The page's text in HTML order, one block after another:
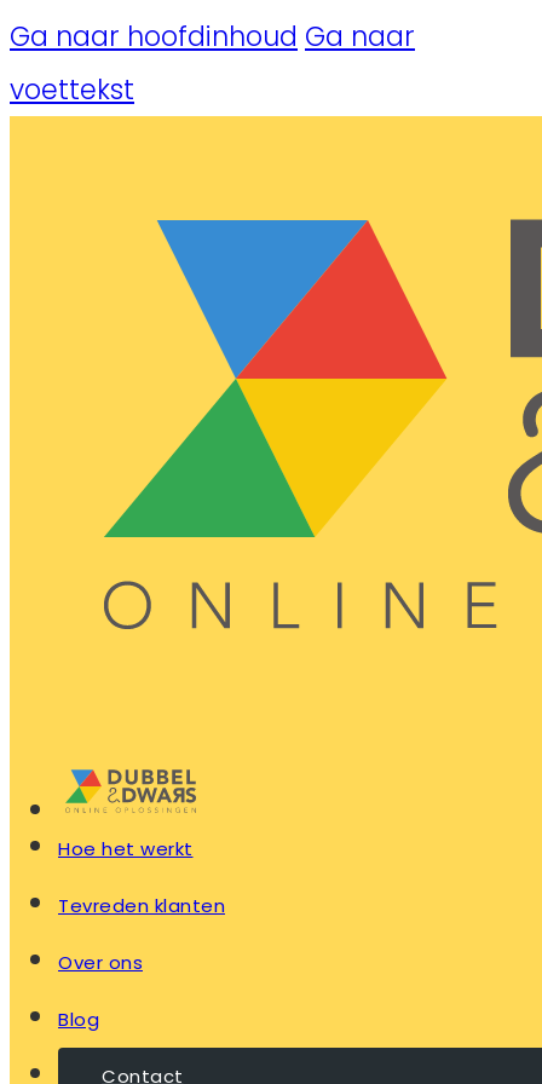
Ga naar hoofdinhoud Ga naar
voettekst
Hoe het werkt
Tevreden klanten
Over ons
Blog
Contact